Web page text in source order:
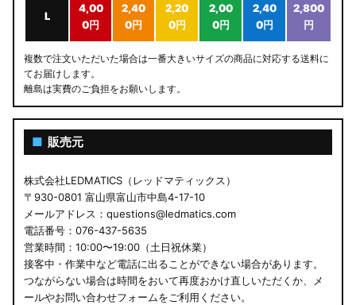
L
4,00
0円
2,40
0円
2,20
0円
2,00
0円
2,40
0円
2,800
円
複数で注文いただいた場合は一番大きいサイズの商品に対応する送料に
てお届けします。
離島は実費のご負担をお願いします。
■ 販売元
株式会社LEDMATICS（レッドマティックス）
〒930-0801 富山県富山市中島4-17-10
メールアドレス：questions@ledmatics.com
電話番号：076-437-5635
営業時間：10:00〜19:00（土日祝休業）
接客中・作業中など電話に出ることができない場合があります。
つながらない場合は時間をおいて再度おかけ直しいただくか、メ
ールやお問い合わせフォームをご利用ください。